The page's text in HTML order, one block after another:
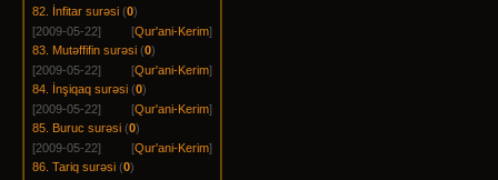
82. İnfitar surəsi (0)
[2009-05-22]
[Qur'ani-Kerim]
83. Mutəffifin surəsi (0)
[2009-05-22]
[Qur'ani-Kerim]
84. İnşiqaq surəsi (0)
[2009-05-22]
[Qur'ani-Kerim]
85. Buruc surəsi (0)
[2009-05-22]
[Qur'ani-Kerim]
86. Tariq surəsi (0)